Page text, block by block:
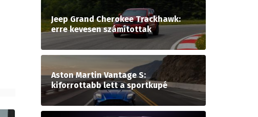
Jeep Grand Cherokee Trackhawk:
erre kevesen számítottak
Aston Martin Vantage S:
kiforrottabb lett a sportkupé